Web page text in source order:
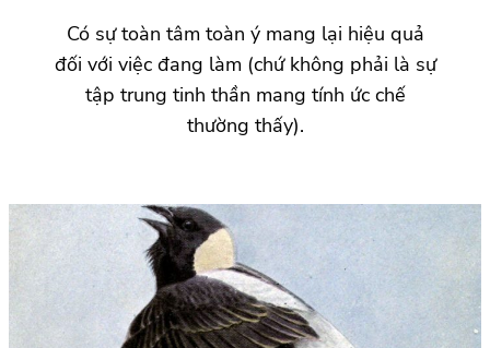
Có sự toàn tâm toàn ý mang lại hiệu quả
đối với việc đang làm (chứ không phải là sự
tập trung tinh thần mang tính ức chế
thường thấy).